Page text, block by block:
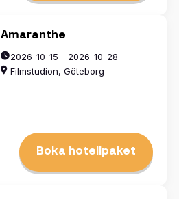
Amaranthe
2026-10-15 - 2026-10-28
Filmstudion, Göteborg
Boka hotellpaket